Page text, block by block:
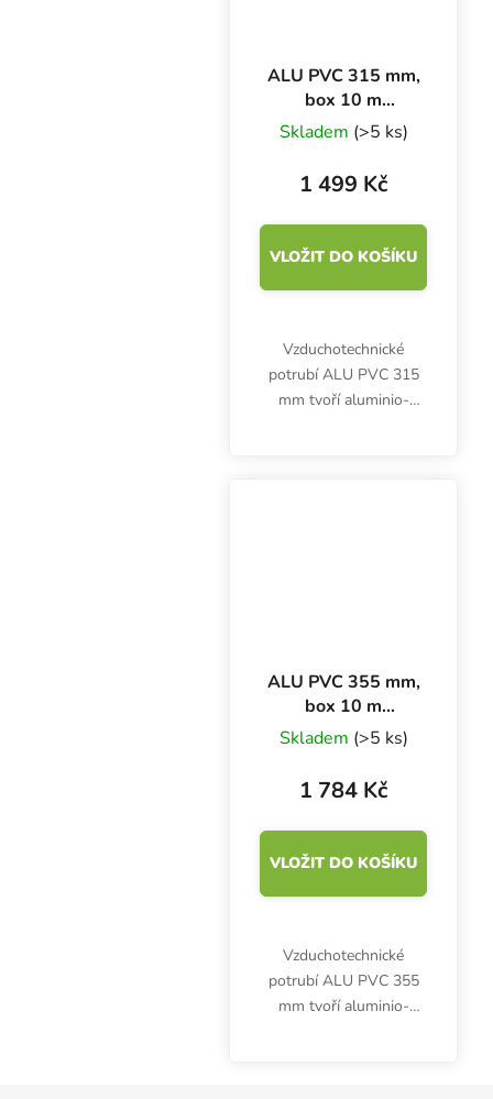
ALU PVC 315 mm,
box 10 m
ventilační potrubí
Skladem (>5 ks)
1 499 Kč
VLOŽIT DO KOŠÍKU
Vzduchotechnické
potrubí ALU PVC 315
mm tvoří aluminio-
ALU PVC 355 mm,
box 10 m
ventilační potrubí
Skladem (>5 ks)
1 784 Kč
VLOŽIT DO KOŠÍKU
Vzduchotechnické
potrubí ALU PVC 355
mm tvoří aluminio-